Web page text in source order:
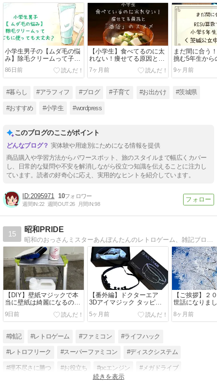
小学生男子の【ムダ毛の悩
み】除毛クリームって子ど
もに使っても大丈夫？
86日前
【小学生】食べてるのに太
れない！痩せてる原因と
「藻活」のススメ
7ヶ月前
まだ間に合う
挑む5年生から
中学受験
9ヶ月前
#暮らし #アラフィフ #ブログ #子育て #お出かけ #茨城県
#おすすめ #小学生 #wordpress
このブログのここがポイント
実体験や用途別にためになる情報を提供
商品購入や学習方法からパワースポット、旅のスタイルまで幅広くカバー
し、日常的な疑問や不安を解消しながら役立つ知識を伝えることに注力し
ています。読者の好奇心に応え、実用的なヒントを紹介しています。
2095971 10
週間IN:22 週間OUT:26 月間IN:98
15
昭和PRIDE
昭和のおっさんミスターあんぽんたんのレトロゲーム、雑記ブログです。
【DIY】壁紙マジックで本
当に壁紙は綺麗になるの
か？？
9日前
【番外編】ドクターエア
3Dアイマジック タッピン
グ REM-05 の使い心地
は。。
5ヶ月前
【ご挨拶】２
世話になりま
8ヶ月前
#雑記 #レトロゲーム #ファミコン #ライフハック
#レトロフリーク #スーパーファミコン #ディスクシステム
#理不尽さに勝つ #お役立ち #pcエンジン #メガドライブ
続きを表示